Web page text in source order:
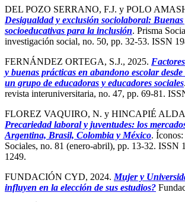
DEL POZO SERRANO, F.J. y POLO
Desigualdad y exclusión sociolaboral: Buenas
socioeducativas para la inclusión. Prisma
investigación social, no. 50, pp. 32-53. ISSN
FERNÁNDEZ ORTEGA, S.J., 2025.
y buenas prácticas en abandono escolar
un grupo de educadoras y educadores sociales
revista interuniversitaria, no. 47, pp. 69-81.
FLOREZ VAQUIRO, N. y HINCAPIÉ
Precariedad laboral y juventudes: los
Argentina, Brasil, Colombia y México.
Sociales, no. 81 (enero-abril), pp. 13-32. ISSN
1249.
FUNDACIÓN CYD, 2024.Mujer y
influyen en la elección de sus estudios?